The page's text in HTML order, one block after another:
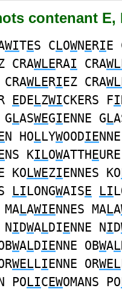
contenant E,
WITES CLOWNERIE
CRAWLERAI CRA
WLERIEZ CRA
EDELZWICKERS FI
GLASWEGIENNE GL
N HOLLYWOODIE
NS KILOWATTHE
KOLWEZIENNES KO
LILONGWAISE LI
MALAWIENNES MALA
NIDWALDIENNE NID
WALDIENNE OBWAL
WELLIENNE ORWEL
POLICEWOMANS PO